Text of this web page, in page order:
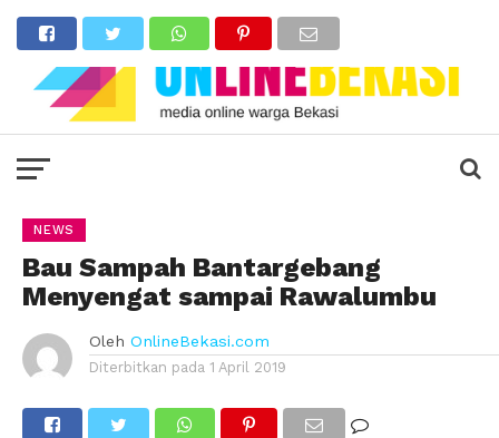
NEWS
Bau Sampah Bantargebang
Menyengat sampai Rawalumbu
Oleh OnlineBekasi.com
Diterbitkan pada 1 April 2019